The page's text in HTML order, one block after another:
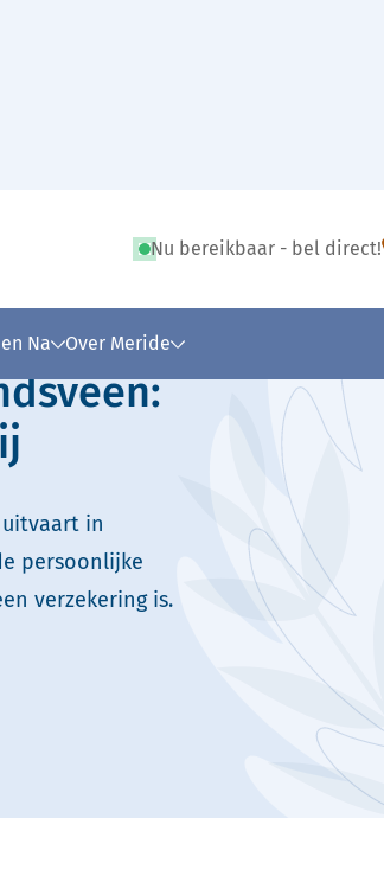
Nu bereikbaar - bel direct!
Na Over Meride
tekst
in
persoonlijke
verzekering is.